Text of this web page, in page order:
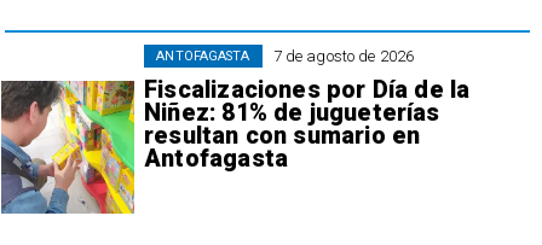
7 de agosto de 2026
Fiscalizaciones por Día de la
Niñez: 81% de jugueterías
resultan con sumario en
Antofagasta
ANTOFAGASTA